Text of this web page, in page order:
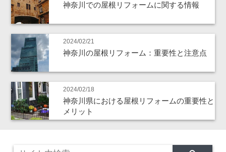
神奈川での屋根リフォームに関する情報
2024/02/21
神奈川の屋根リフォーム：重要性と注意点
2024/02/18
神奈川県における屋根リフォームの重要性と
メリット